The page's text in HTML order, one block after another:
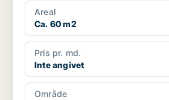
Areal
Ca. 60 m2
Pris pr. md.
Inte angivet
Område